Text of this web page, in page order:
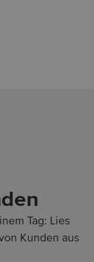
Tag: Lies
Kunden aus